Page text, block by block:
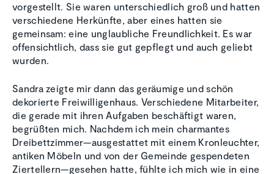
vorgestellt. Sie waren unterschiedlich groß und hatten
verschiedene Herkünfte, aber eines hatten sie
gemeinsam: eine unglaubliche Freundlichkeit. Es war
offensichtlich, dass sie gut gepflegt und auch geliebt
wurden.
Sandra zeigte mir dann das geräumige und schön
dekorierte Freiwilligenhaus. Verschiedene Mitarbeiter,
die gerade mit ihren Aufgaben beschäftigt waren,
begrüßten mich. Nachdem ich mein charmantes
Dreibettzimmer—ausgestattet mit einem Kronleuchter,
antiken Möbeln und von der Gemeinde gespendeten
Ziertellern—gesehen hatte, fühlte ich mich wie in eine